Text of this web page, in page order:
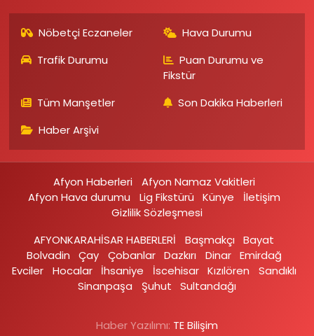
Nöbetçi Eczaneler
Hava Durumu
Trafik Durumu
Puan Durumu ve
Fikstür
Tüm Manşetler
Son Dakika Haberleri
Haber Arşivi
Afyon Haberleri
Afyon Namaz Vakitleri
Afyon Hava durumu
Lig Fikstürü Künye
İletişim
Gizlilik Sözleşmesi
AFYONKARAHİSAR HABERLERİ
Başmakçı
Bayat
Bolvadin
Çay Çobanlar Dazkırı Dinar Emirdağ‎
Evciler‎
Hocalar İhsaniye‎ İscehisar Kızılören‎
Sandıklı‎
Sinanpaşa
Şuhut Sultandağı
Haber Yazılımı: TE Bilişim